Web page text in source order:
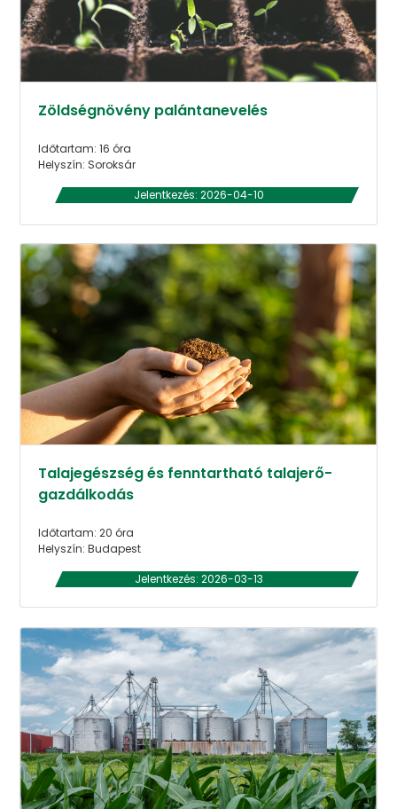
Zöldségnövény palántanevelés
Időtartam: 16 óra
Helyszín: Soroksár
Jelentkezés: 2026-04-10
Talajegészség és fenntartható talajerő-
gazdálkodás
Időtartam: 20 óra
Helyszín: Budapest
Jelentkezés: 2026-03-13